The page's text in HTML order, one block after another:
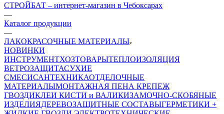
СТРОЙБАТ – интернет-магазин в Чебоксарах
—
Каталог продукции
—
ЛАКОКРАСОЧНЫЕ МАТЕРИАЛЫ
НОВИНКИ
ИНСТРУМЕНТХОЗТОВАРЫТЕПЛОИЗОЛЯЦИЯ
ВЕТРОЗАЩИТАСУХИЕ
СМЕСИСАНТЕХНИКАОТДЕЛОЧНЫЕ
МАТЕРИАЛЫМОНТАЖНАЯ ПЕНА КРЕПЕЖ
ГВОЗДИКЛЕИ КИСТИ и ВАЛИКИЗАМОЧНО-СКОБЯНЫЕ
ИЗДЕЛИЯДЕРЕВОЗАЩИТНЫЕ СОСТАВЫГЕРМЕТИКИ +